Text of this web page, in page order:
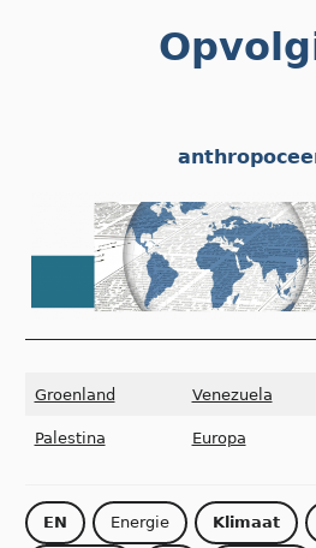
Groenland Venezuela
Palestina Europa
EN Energie Klimaat